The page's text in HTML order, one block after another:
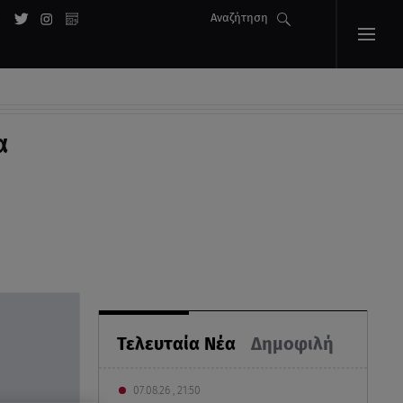
Αναζήτηση
Τελευταία Νέα Δημοφιλή
07.08.26 , 21:50